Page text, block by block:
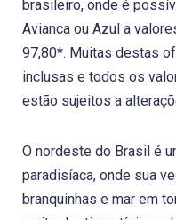
brasileiro, onde é
Avianca ou Azul a
97,80*. Muitas destas
inclusas e todos os
estão sujeitos a
O nordeste do Brasil é
paradisíaca, onde sua
branquinhas e mar em